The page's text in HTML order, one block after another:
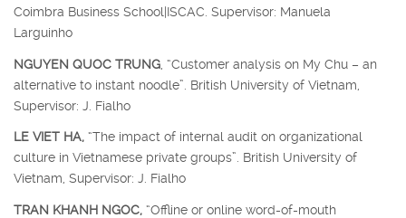
Coimbra Business School|ISCAC. Supervisor: Manuela
Larguinho
NGUYEN QUOC TRUNG , “Customer analysis on My Chu – an
alternative to instant noodle”. British University of Vietnam,
Supervisor: J. Fialho
LE VIET HA, “The impact of internal audit on organizational
culture in Vietnamese private groups”. British University of
Vietnam, Supervisor: J. Fialho
TRAN KHANH NGOC, “Offline or online word-of-mouth